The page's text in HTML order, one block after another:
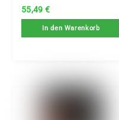
55,49 €
In den Warenkorb